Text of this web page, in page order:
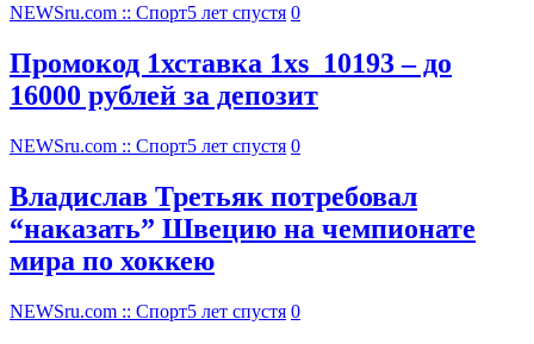
NEWSru.com :: Спорт5 лет спустя 0
Промокод 1хставка 1xs_10193 – до
16000 рублей за депозит
NEWSru.com :: Спорт5 лет спустя 0
Владислав Третьяк потребовал
“наказать” Швецию на чемпионате
мира по хоккею
NEWSru.com :: Спорт5 лет спустя 0